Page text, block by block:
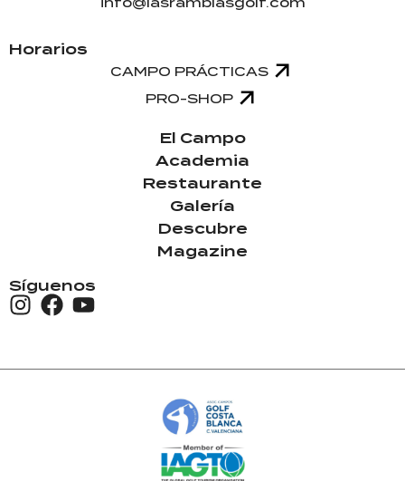
Horarios
CAMPO PRÁCTICAS
PRO-SHOP
El Campo
Academia
Restaurante
Galería
Descubre
Magazine
Síguenos